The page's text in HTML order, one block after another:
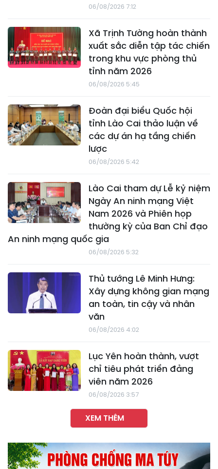
06/08/2026 7:12
Xã Trịnh Tường hoàn thành
xuất sắc diễn tập tác chiến
trong khu vực phòng thủ
tỉnh năm 2026
06/08/2026 5:45
Đoàn đại biểu Quốc hội
tỉnh Lào Cai thảo luận về
các dự án hạ tầng chiến
lược
06/08/2026 5:42
Lào Cai tham dự Lễ kỷ niệm
Ngày An ninh mạng Việt
Nam 2026 và Phiên họp
thường kỳ của Ban Chỉ đạo
An ninh mạng quốc gia
06/08/2026 5:32
Thủ tướng Lê Minh Hưng:
Xây dựng không gian mạng
an toàn, tin cậy và nhân
văn
06/08/2026 4:02
Lục Yên hoàn thành, vượt
chỉ tiêu phát triển đảng
viên năm 2026
06/08/2026 3:57
XEM THÊM